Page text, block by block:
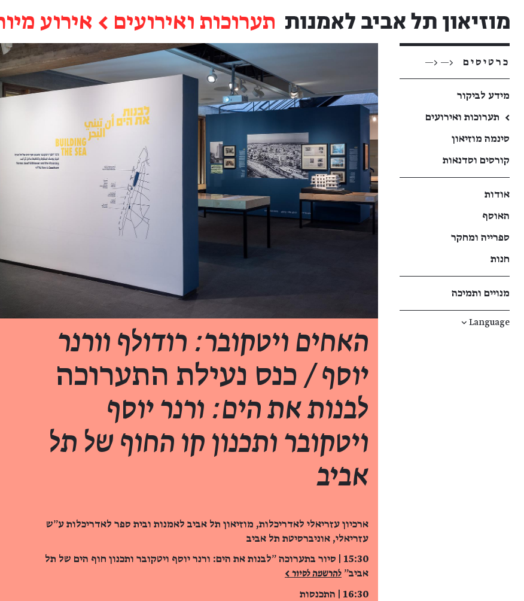
תערוכות ואירועים ← אירוע
כרטיסים <— <—
מידע לביקור
←
תערוכות ואירועים
סינמה מוזיאון
קורסים וסדנאות
אודות
האוסף
ספרייה ומחקר
חנות
מנויים ותמיכה
Language
↓
האחים ויטקובר: רודולף וורנר
יוסף / כנס נעילת התערוכה
לבנות את הים: ורנר יוסף
ויטקובר ותכנון קו החוף של תל
אביב
ארכיון עזריאלי לאדריכלות, מוזיאון תל אביב לאמנות ובית ספר לאדריכלות ע״ש
עזריאלי, אוניברסיטת תל אביב
15:30 | סיור בתערוכה ״לבנות את הים: ורנר יוסף ויטקובר ותכנון חוף הים של תל
אביב״ להרשמה לסיור >
16:30 | התכנסות